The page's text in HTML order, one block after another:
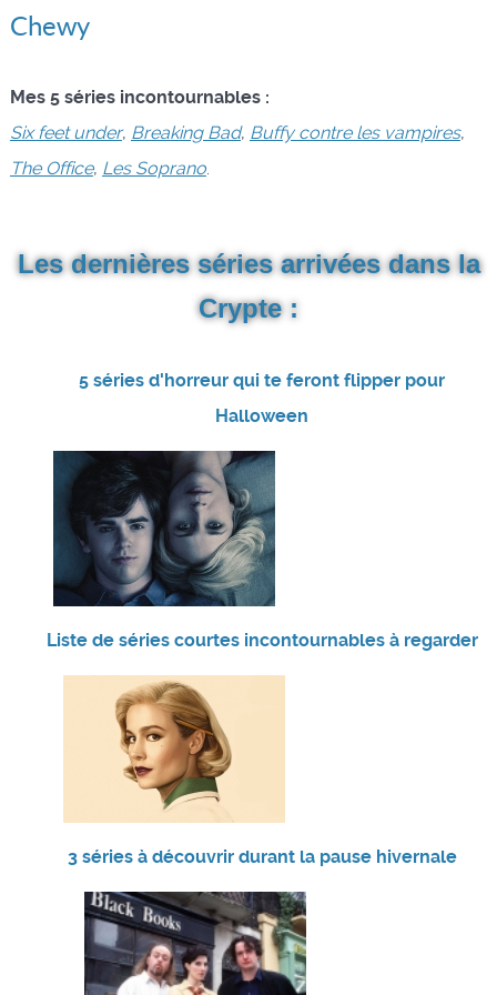
Chewy
Mes 5 séries incontournables :
Six feet under, Breaking Bad, Buffy contre les vampires,
The Office, Les Soprano.
Les dernières séries arrivées dans la
Crypte :
5 séries d'horreur qui te feront flipper pour
Halloween
Liste de séries courtes incontournables à regarder
3 séries à découvrir durant la pause hivernale